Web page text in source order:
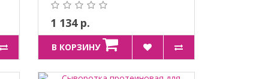
1 134 р.
В КОРЗИНУ